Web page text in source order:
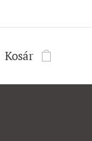
Kosár